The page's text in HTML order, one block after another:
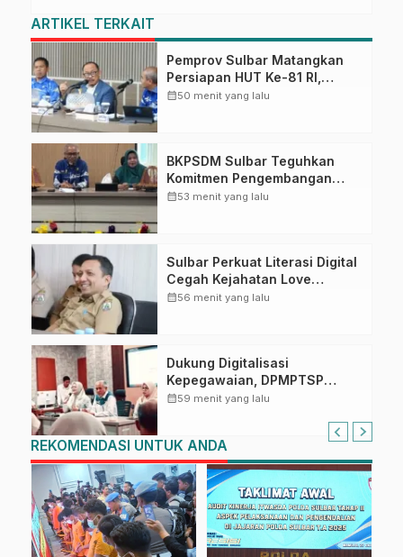
ARTIKEL TERKAIT
Pemprov Sulbar Matangkan
Persiapan HUT Ke-81 RI,
Puncak Upacara di Lapangan
calendar_month50 menit yang lalu
BKPSDM Sulbar Teguhkan
Komitmen Pengembangan
Kompetensi ASN melalui
calendar_month53 menit yang lalu
Sulbar Perkuat Literasi Digital
Cegah Kejahatan Love
Scamming
calendar_month56 menit yang lalu
Dukung Digitalisasi
Kepegawaian, DPMPTSP
Sulbar Siap Terapkan Aplikasi
calendar_month59 menit yang lalu
REKOMENDASI UNTUK ANDA